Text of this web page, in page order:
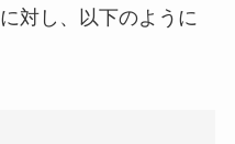
対し、以下のように